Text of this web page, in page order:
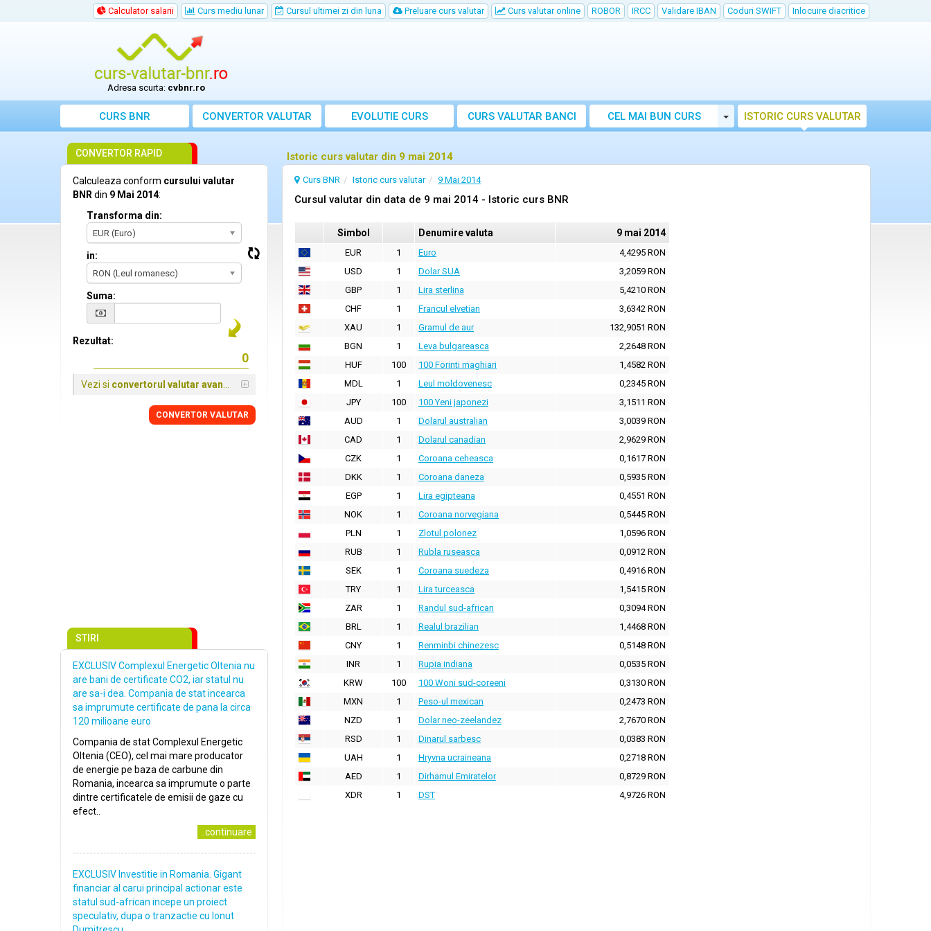
Calculator salarii Curs mediu lunar Cursul ultimei zi din luna Preluare curs valutar Curs valutar online ROBOR IRCC Validare IBAN Coduri SWIFT Inlocuire diacritice
Adresa scurta: cvbnr.ro
CURS BNR CONVERTOR VALUTAR EVOLUTIE CURS CURS VALUTAR BANCI CEL MAI BUN CURS Toggle Dropdown
ISTORIC CURS VALUTAR
Istoric curs valutar din 9 mai 2014
Curs BNR Istoric curs valutar 9 Mai 2014
Cursul valutar din data de 9 mai 2014 - Istoric curs BNR
Simbol Denumire valuta 9 mai 2014
EUR 1 Euro
4,4295 RON
USD
1 Dolar SUA
3,2059 RON
GBP
1 Lira sterlina
5,4210 RON
CHF
1 Francul elvetian
3,6342 RON
XAU
1 Gramul de aur
132,9051 RON
BGN
1 Leva bulgareasca
2,2648 RON
HUF
100 100 Forinti maghiari
1,4582 RON
MDL
1 Leul moldovenesc
0,2345 RON
JPY
100 100 Yeni japonezi
3,1511 RON
AUD
1 Dolarul australian
3,0039 RON
CAD
1 Dolarul canadian
2,9629 RON
CZK
1 Coroana ceheasca
0,1617 RON
DKK
1 Coroana daneza
0,5935 RON
EGP
1 Lira egipteana
0,4551 RON
NOK
1 Coroana norvegiana
0,5445 RON
PLN
1 Zlotul polonez
1,0596 RON
RUB
1 Rubla ruseasca
0,0912 RON
SEK
1 Coroana suedeza
0,4916 RON
TRY
1 Lira turceasca
1,5415 RON
ZAR
1 Randul sud-african
0,3094 RON
BRL
1 Realul brazilian
1,4468 RON
CNY
1 Renminbi chinezesc
0,5148 RON
INR
1 Rupia indiana
0,0535 RON
KRW
100 100 Woni sud-coreeni
0,3130 RON
MXN
1 Peso-ul mexican
0,2473 RON
NZD
1 Dolar neo-zeelandez
2,7670 RON
RSD
1 Dinarul sarbesc
0,0383 RON
UAH
1 Hryvna ucraineana
0,2718 RON
AED
1 Dirhamul Emiratelor
0,8729 RON
XDR
1 DST 4,9726 RON
CONVERTOR RAPID
Calculeaza conform cursului valutar
BNR din 9 Mai 2014:
Transforma din:
EUR (Euro)
in:
RON (Leul romanesc)
Suma:
Rezultat:
Vezi si convertorul valutar avansat
CONVERTOR VALUTAR
STIRI
EXCLUSIV Complexul Energetic Oltenia nu
are bani de certificate CO2, iar statul nu
are sa-i dea. Compania de stat incearca
sa imprumute certificate de pana la circa
120 milioane euro
Compania de stat Complexul Energetic
Oltenia (CEO), cel mai mare producator
de energie pe baza de carbune din
Romania, incearca sa imprumute o parte
dintre certificatele de emisii de gaze cu
efect..
..continuare
EXCLUSIV Investitie in Romania. Gigant
financiar al carui principal actionar este
statul sud-african incepe un proiect
speculativ, dupa o tranzactie cu Ionut